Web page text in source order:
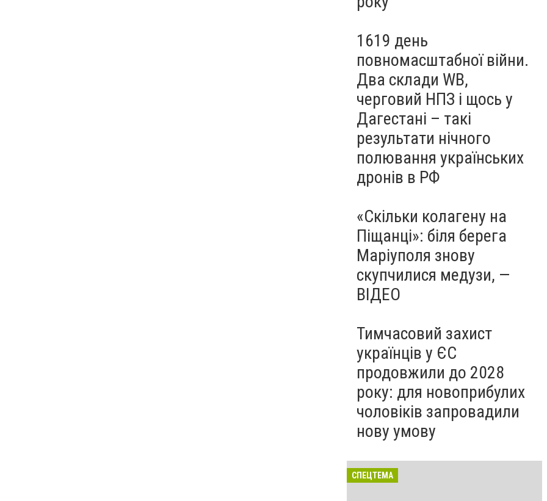
1619 день
повномасштабної війни.
Два склади WB,
черговий НПЗ і щось у
Дагестані – такі
результати нічного
полювання українських
дронів в РФ
«Скільки колагену на
Піщанці»: біля берега
Маріуполя знову
скупчилися медузи, —
ВІДЕО
Тимчасовий захист
українців у ЄС
продовжили до 2028
року: для новоприбулих
чоловіків запровадили
нову умову
СПЕЦТЕМА